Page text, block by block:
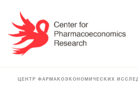
ЦЕНТР ФАРМАКОЭКОНОМИЧЕСКИХ